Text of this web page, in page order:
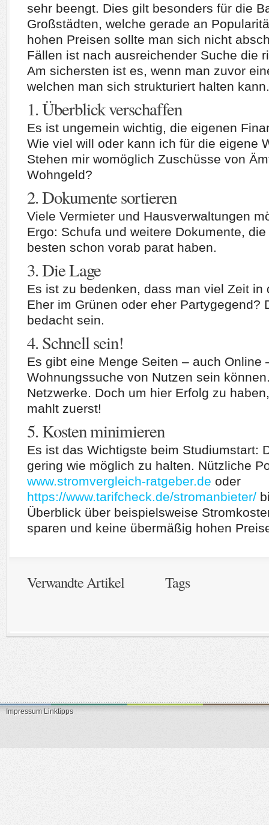
sehr beengt. Dies gilt besonders für die
Großstädten, welche gerade an
hohen Preisen sollte man sich nicht
Fällen ist nach ausreichender Suche die
Am sichersten ist es, wenn man zuvor
welchen man sich strukturiert halten kann.
1. Überblick verschaffen
Es ist ungemein wichtig, die eigenen
Wie viel will oder kann ich für die eigene
Stehen mir womöglich Zuschüsse von
Wohngeld?
2. Dokumente sortieren
Viele Vermieter und Hausverwaltungen
Ergo: Schufa und weitere Dokumente,
besten schon vorab parat haben.
3. Die Lage
Es ist zu bedenken, dass man viel Zeit in
Eher im Grünen oder eher Partygegend?
bedacht sein.
4. Schnell sein!
Es gibt eine Menge Seiten – auch Online
Wohnungssuche von Nutzen sein
Netzwerke. Doch um hier Erfolg zu
mahlt zuerst!
5. Kosten minimieren
Es ist das Wichtigste beim Studiumstart:
gering wie möglich zu halten. Nützliche
www.stromvergleich-ratgeber.de oder
https://www.tarifcheck.de/stromanbieter/
Überblick über beispielsweise
sparen und keine übermäßig hohen
Verwandte Artikel Tags
Impressum Linktipps